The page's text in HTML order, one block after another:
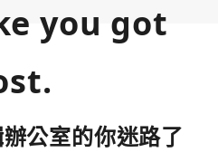
you got
公室的你迷路了